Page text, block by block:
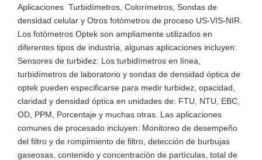
Aplicaciones Turbidímetros, Colorímetros, Sondas de
densidad celular y Otros fotómetros de proceso US-VIS-NIR.
Los fotómetros Optek son ampliamente utilizados en
diferentes tipos de industria, algunas aplicaciones incluyen:
Sensores de turbidez: Los turbidímetros en línea,
turbidímetros de laboratorio y sondas de densidad óptica de
optek pueden especificarse para medir turbidez, opacidad,
claridad y densidad óptica en unidades de: FTU, NTU, EBC,
OD, PPM, Porcentaje y muchas otras. Las aplicaciones
comunes de procesado incluyen: Monitoreo de desempeño
del filtro y de rompimiento de filtro, detección de burbujas
gaseosas, contenido y concentración de partículas, total de